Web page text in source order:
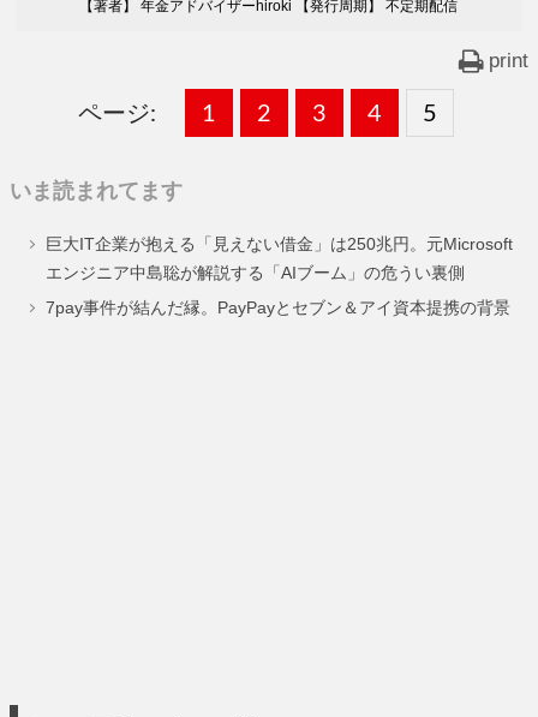
【著者】 年金アドバイザーhiroki 【発行周期】 不定期配信
print
ページ:
固
ー
ジ
1 ,
固
ー
ジ
2 ,
固
ー
ジ
3 ,
固
ー
ジ
4 ,
固
ー
ジ
5
いま読まれてます
巨大IT企業が抱える「見えない借金」は250兆円。元Microsoft
エンジニア中島聡が解説する「AIブーム」の危うい裏側
7pay事件が結んだ縁。PayPayとセブン＆アイ資本提携の背景